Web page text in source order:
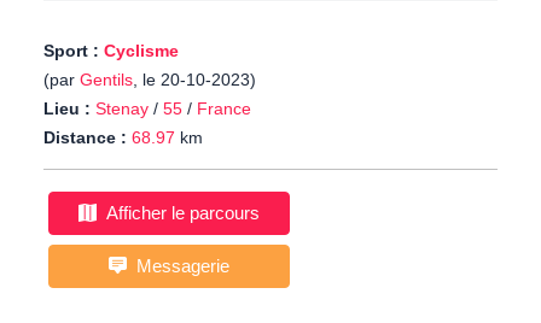
Sport : Cyclisme
(par Gentils, le 20-10-2023)
Lieu : Stenay / 55 / France
Distance : 68.97 km
Afficher le parcours
Messagerie